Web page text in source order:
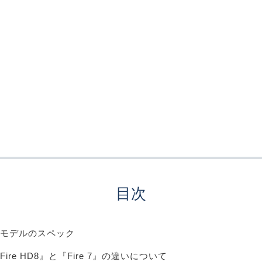
目次
デルのスペック
HD8』と『Fire 7』の違いについて